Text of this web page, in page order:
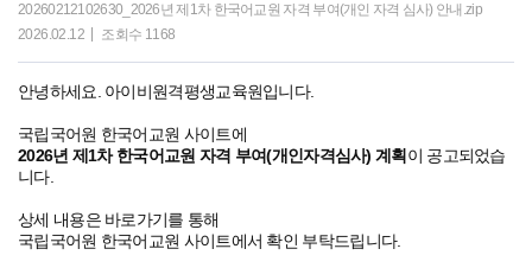
20260212102630_2026년 제1차 한국어교원 자격 부여(개인 자격 심사) 안내.zip
2026.02.12
조회수 1168
안녕하세요. 아이비원격평생교육원입니다.
국립국어원 한국어교원 사이트에
2026년 제1차 한국어교원 자격 부여(개인자격심사) 계획 이 공고되었습
니다.
상세 내용은 바로가기를 통해
국립국어원 한국어교원 사이트에서 확인 부탁드립니다.